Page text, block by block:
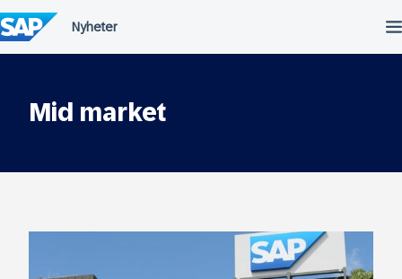
till
innehållet
Mid market